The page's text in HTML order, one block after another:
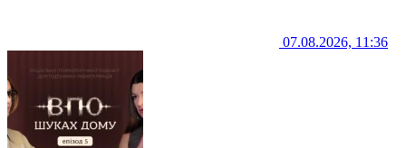
07.08.2026, 11:36